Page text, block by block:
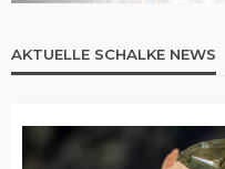
AKTUELLE SCHALKE NEWS